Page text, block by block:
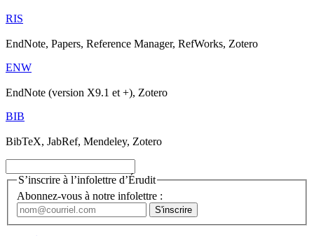
RIS
EndNote, Papers, Reference Manager, RefWorks, Zotero
ENW
EndNote (version X9.1 et +), Zotero
BIB
BibTeX, JabRef, Mendeley, Zotero
S’inscrire à l’infolettre d’Érudit
Abonnez-vous à notre infolettre :